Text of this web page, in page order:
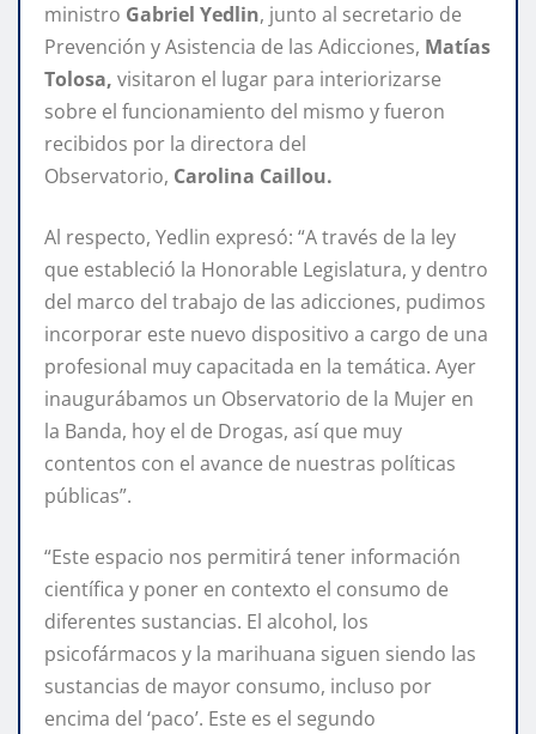
ministro Gabriel Yedlin, junto al secretario de
Prevención y Asistencia de las Adicciones, Matías
Tolosa, visitaron el lugar para interiorizarse
sobre el funcionamiento del mismo y fueron
recibidos por la directora del
Observatorio, Carolina Caillou.
Al respecto, Yedlin expresó: “A través de la ley
que estableció la Honorable Legislatura, y dentro
del marco del trabajo de las adicciones, pudimos
incorporar este nuevo dispositivo a cargo de una
profesional muy capacitada en la temática. Ayer
inaugurábamos un Observatorio de la Mujer en
la Banda, hoy el de Drogas, así que muy
contentos con el avance de nuestras políticas
públicas”.
“Este espacio nos permitirá tener información
científica y poner en contexto el consumo de
diferentes sustancias. El alcohol, los
psicofármacos y la marihuana siguen siendo las
sustancias de mayor consumo, incluso por
encima del ‘paco’. Este es el segundo